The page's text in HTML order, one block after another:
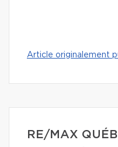
Article originalement
RE/MAX